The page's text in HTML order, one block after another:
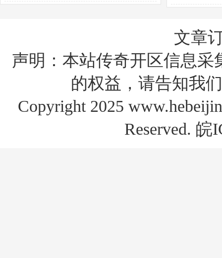
文章
声明：本站传奇开区信息
的权益，请告知我
Copyright 2025
Reserved. 皖